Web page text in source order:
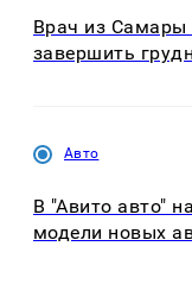
Врач из Самары
завершить
Авто
В "Авито авто"
модели новых